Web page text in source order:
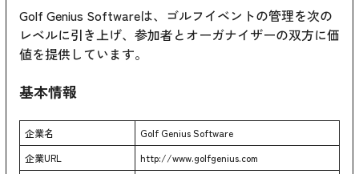
Golf Genius Softwareは、ゴルフイベントの管理を次の
レベルに引き上げ、参加者とオーガナイザーの双方に価
値を提供しています。
基本情報
企業名
Golf Genius Software
企業URL
http://www.golfgenius.com